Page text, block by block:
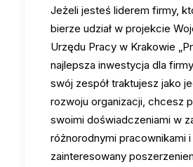
Jeżeli jesteś liderem firmy,
bierze udział w projekcie
Urzędu Pracy w Krakowie
najlepsza inwestycja dla
swój zespół traktujesz jako
rozwoju organizacji, chcesz
swoimi doświadczeniami w
różnorodnymi pracownikami
zainteresowany